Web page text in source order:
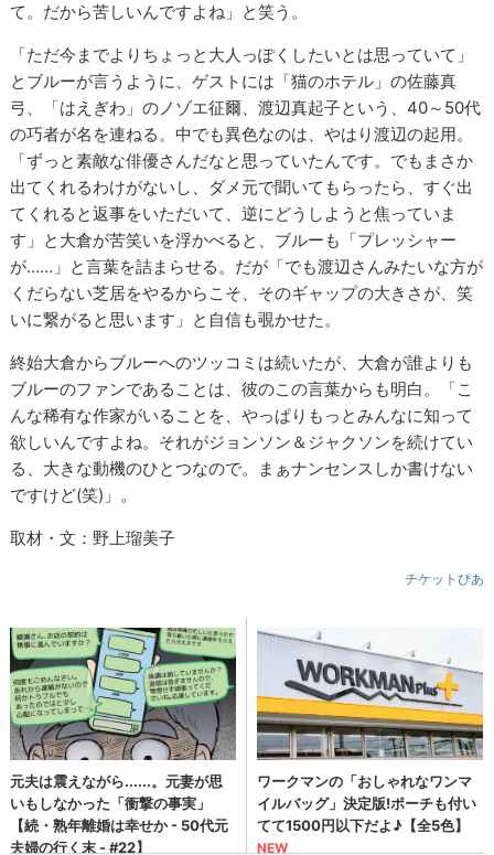
て。だから苦しいんですよね」と笑う。
「ただ今までよりちょっと大人っぽくしたいとは思っていて」
とブルーが言うように、ゲストには「猫のホテル」の佐藤真
弓、「はえぎわ」のノゾエ征爾、渡辺真起子という、40～50代
の巧者が名を連ねる。中でも異色なのは、やはり渡辺の起用。
「ずっと素敵な俳優さんだなと思っていたんです。でもまさか
出てくれるわけがないし、ダメ元で聞いてもらったら、すぐ出
てくれると返事をいただいて、逆にどうしようと焦っていま
す」と大倉が苦笑いを浮かべると、ブルーも「プレッシャー
が……」と言葉を詰まらせる。だが「でも渡辺さんみたいな方が
くだらない芝居をやるからこそ、そのギャップの大きさが、笑
いに繋がると思います」と自信も覗かせた。
終始大倉からブルーへのツッコミは続いたが、大倉が誰よりも
ブルーのファンであることは、彼のこの言葉からも明白。「こ
んな稀有な作家がいることを、やっぱりもっとみんなに知って
欲しいんですよね。それがジョンソン＆ジャクソンを続けてい
る、大きな動機のひとつなので。まぁナンセンスしか書けない
ですけど(笑)」。
取材・文：野上瑠美子
チケットぴあ